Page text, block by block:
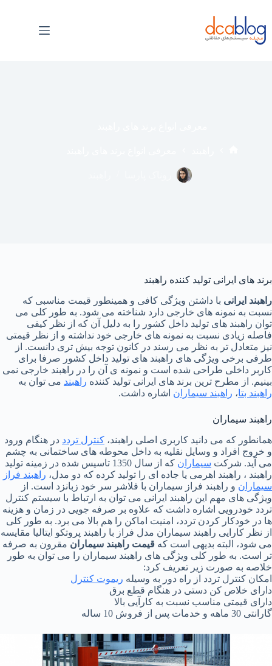
محتوا
برند های ایرانی تولید کننده راهبند
راهبند ایرانی با داشتن ویژگی کافی و همینطور قیمت مناسبی که
نسبت به نمونه های خارجی دارد شناخته می شود. به طور کلی می
توان راهبند های تولید داخل کشور را به دلیل آن که از نظر کیفی
فاصله زیادی نسبت به نمونه های خارجی خود نداشته و از نظر قیمتی
نیز متعادل تر به نظر می رسند در کانون توجه بیش تری دانست. از
طرفی برخی ویژگی های راهبند های تولید داخل کشور صرفا برای
کاربر داخلی طراحی شده است و نمونه ی آن را در راهبند خارجی نمی
بینیم. از مطرح ترین برند های ایرانی تولید کننده راهبند می توان به
راهبند بتا، راهبند سیماران اشاره داشت.
راهبند سیماران
همانطور که می دانید کاربری اصلی راهبند، کنترل تردد در هنگام ورود
و خروج افراد و وسایل نقلیه به داخل محوطه های ساختمانی به چشم
می آید. شرکت سیماران
که از سال 1350 تاسیس شده در زمینه تولید
راهبند ، راهبند اهرمی یا جاده ای را تولید کرده که دو مدل، راهبند فراز
سیماران و راهبند فراز سیماران با فلاشر سر خود زبانزد است. از
ویژگی های مهم این راهبند ایرانی می توان به ارتباط با سیستم کنترل
تردد خودرویی اشاره داشت که علاوه بر صرفه جویی در زمان و هزینه
ها در خودکار کردن تردد، امنیت اماکن را هم بالا می برد. به طور کلی
از نظر کارایی راهبند سیماران مدل فراز با راهبند پروتکو ایتالیا مقایسه
می شود، البته بدیهی است که قیمت راهبند سیماران مقرون به صرفه
تر است. به طور کلی ویژگی های راهبند سیماران را می توان به طور
خلاصه به صورت زیر تعریف کرد:
امکان کنترل تردد از راه دور به وسیله ریموت کنترل
دارای خلاص کن دستی در هنگام قطع برق
دارای قیمتی مناسب نسبت به کارآیی بالا
گارانتی 30 ماهه و خدمات پس از فروش 10 ساله